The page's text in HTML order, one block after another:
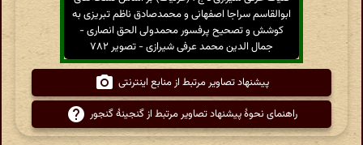
ابوالقاسم سراجا اصفهانی و محمدصادق ناظم تبریزی به
کوشش و تصحیح پرفسور محمدولی الحق انصاری -
جمال الدین محمد عرفی شیرازی - تصویر ۷۸۲
پیشنهاد تصاویر مرتبط از منابع اینترنتی
راهنمای نحوهٔ پیشنهاد تصاویر مرتبط از گنجینهٔ گنجور